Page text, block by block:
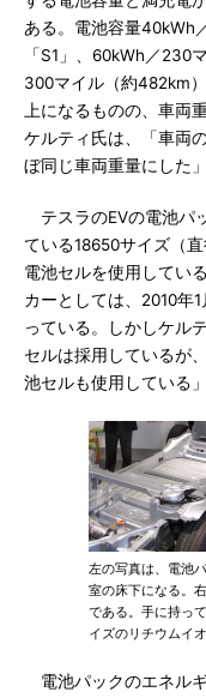
ある。電池容量40kWh
「S1」、60kWh／230
300マイル（約482km
上になるものの、車両
ケルティ氏は、「車両
ぼ同じ車両重量にした
テスラのEVの電池パ
ている18650サイズ（
電池セルを使用してい
カーとしては、2010年
っている。しかしケル
セルは採用しているが
池セルも使用している
左の写真は、電池
室の床下になる。
である。手に持っ
イズのリチウムイ
電池パックのエネル